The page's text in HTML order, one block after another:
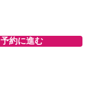
予約に進む